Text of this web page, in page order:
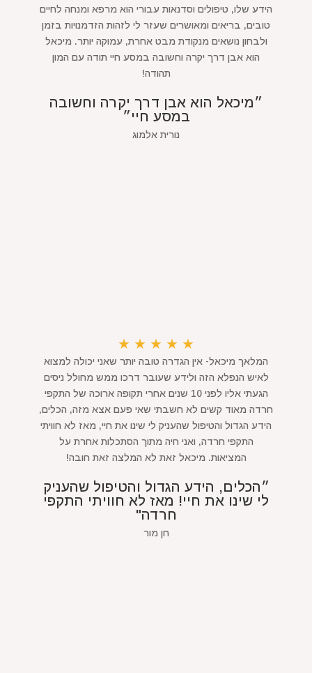
הידע שלו, טיפולים וסדנאות עבורי הוא מרפא ומנחה לחיים
טובים, בריאים ומאושרים שעזר לי לזהות הזדמנויות בזמן
ולבחון נושאים מנקודת מבט אחרת, עמוקה יותר. מיכאל
הוא אבן דרך יקרה וחשובה במסע חיי תודה עם המון
תהודה!
״מיכאל הוא אבן דרך יקרה וחשובה
במסע חיי״
נורית אלמוג
★
★
★
★
★
המלאך מיכאל- אין הגדרה טובה יותר שאני יכולה למצוא
לאיש הנפלא הזה ולידע שעובר דרכו ממש מחולל ניסים
הגעתי אליו לפני 10 שנים אחרי תקופה ארוכה של התקפי
חרדה מאוד קשים לא חשבתי שאי פעם אצא מזה, הכלים,
הידע הגדול והטיפול שהעניק לי שינו את חיי, מאז לא חוויתי
התקפי חרדה, ואני חיה מתוך הסתכלות אחרת על
המציאות. מיכאל זאת לא המלצה זאת חובה!
״הכלים, הידע הגדול והטיפול שהעניק
לי שינו את חיי! מאז לא חוויתי התקפי
חרדה"
חן מור